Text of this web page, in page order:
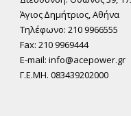
Άγιος ∆ηµήτριος, Αθήνα
Τηλέφωνο: 210 9966555
Fax: 210 9969444
E-mail: info@acepower.gr
Γ.Ε.ΜΗ. 083439202000